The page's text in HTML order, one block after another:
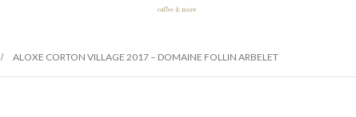
ALOXE CORTON VILLAGE 2017 – DOMAINE FOLLIN ARBELET